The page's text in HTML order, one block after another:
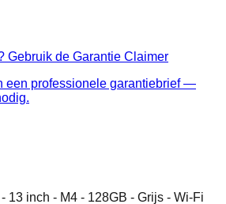
Gebruik de Garantie Claimer
een professionele garantiebrief —
13 inch - M4 - 128GB - Grijs - Wi-Fi